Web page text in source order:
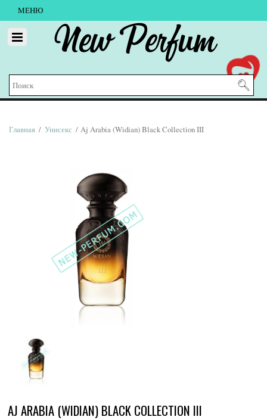
МЕНЮ
New Perfum
Главная / Унисекс / Aj Arabia (Widian) Black Collection III
AJ ARABIA (WIDIAN) BLACK COLLECTION III